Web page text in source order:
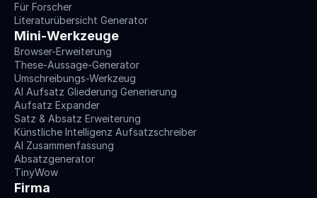
Für Forscher
Literaturübersicht Generator
Mini-Werkzeuge
Browser-Erweiterung
These-Aussage-Generator
Umschreibungs-Werkzeug
AI Aufsatz Gliederung Generierung
Aufsatz Expander
Satz & Absatz Erweiterung
Künstliche Intelligenz Aufsatzschreiber
AI Zusammenfassung
Absatzgenerator
TinyWow
Firma